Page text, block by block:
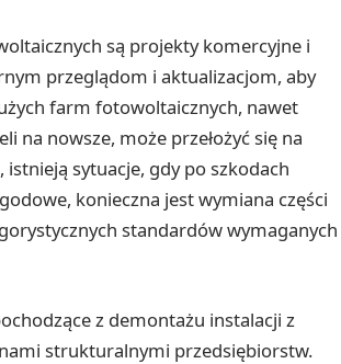
są projekty komercyjne i
przeglądom i aktualizacjom, aby
farm fotowoltaicznych, nawet
na nowsze, może przełożyć się na
sytuacje, gdy po szkodach
konieczna jest wymiana części
standardów wymaganych
z demontażu instalacji z
strukturalnymi przedsiębiorstw.